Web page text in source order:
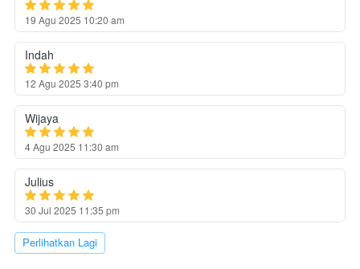
19 Agu 2025 10:20 am
Indah
12 Agu 2025 3:40 pm
Wijaya
4 Agu 2025 11:30 am
Julius
30 Jul 2025 11:35 pm
`Perlihatkan Lagi